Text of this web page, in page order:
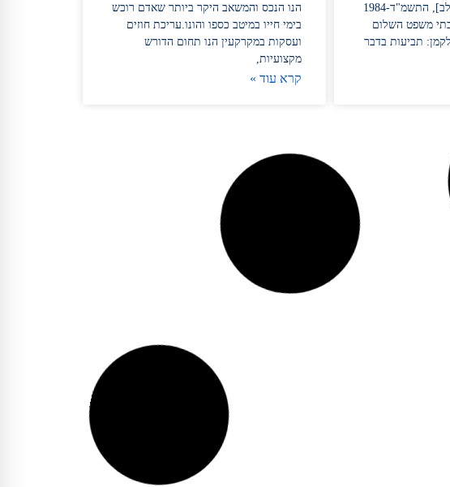
בתי המשפט [נוסח משולב], התשמ"ד-1984
משפט השלום
תביעות בדבר
הנו הנכס והמשאב היקר ביותר שאדם רוכש
בימי חייו במיטב כספו והונו.עריכת חוזים
ועסקות במקרקעין הנו תחום הדורש
מקצועיות,
קרא עוד »